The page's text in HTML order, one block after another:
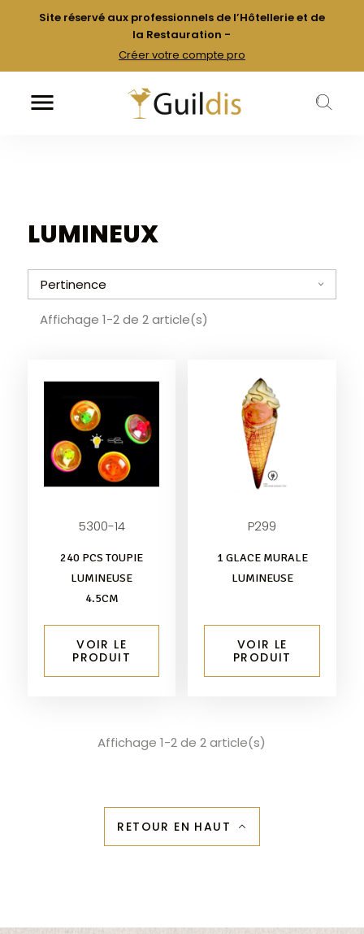
Site réservé aux professionnels de l’Hôtellerie et de
la Restauration -
Créer votre compte pro
 k
LUMINEUX
Pertinence a
Affichage 1-2 de 2 article(s)
5300-14
240 PCS TOUPIE
LUMINEUSE
4.5CM
VOIR LE
PRODUIT
P299
1 GLACE MURALE
LUMINEUSE
VOIR LE
PRODUIT
Affichage 1-2 de 2 article(s)
RETOUR EN HAUT b